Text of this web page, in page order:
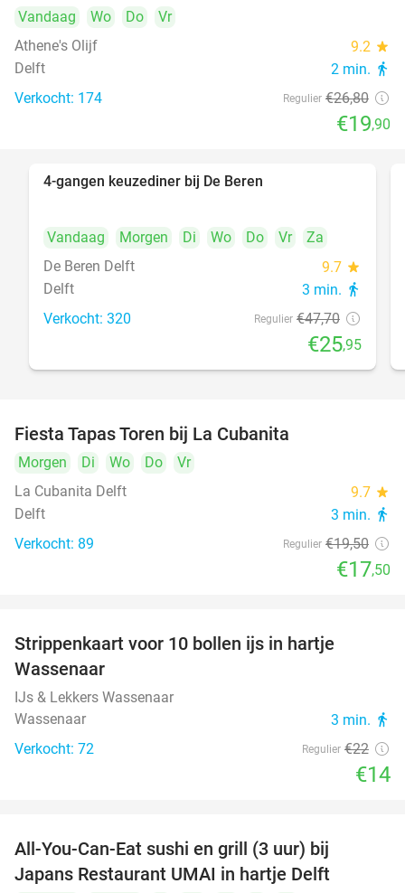
Vandaag Wo Do
Vr
Athene's Olijf
9.2 star
Delft 2 min. directions_walk
Verkocht: 174 Regulier €26,80
€19,90
4-gangen keuzediner bij De Beren
Vandaag Morgen Di Wo Do Vr
Za
De Beren Delft
9.7 star
Delft 3 min. directions_walk
Verkocht: 320 Regulier €47,70
€25,95
Fiesta Tapas Toren bij La Cubanita
Morgen Di Wo Do
Vr
La Cubanita Delft
9.7 star
Delft 3 min. directions_walk
Verkocht: 89 Regulier €19,50
€17,50
Strippenkaart voor 10 bollen ijs in hartje
Wassenaar
IJs & Lekkers Wassenaar
Wassenaar
3 min. directions_walk
Verkocht: 72 Regulier €22
€14
All-You-Can-Eat sushi en grill (3 uur) bij
Japans Restaurant UMAI in hartje Delft